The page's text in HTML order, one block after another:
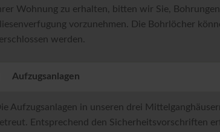
Wohnung zu erhalten, bitten wir Sie,
vorzunehmen. Die Bohrlöcher
werden.
Aufzugsanlagen
Aufzugsanlagen in unseren drei
Entsprechend den Sicherheitsvorschriften